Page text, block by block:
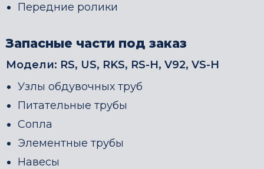
Передние ролики
Запасные части под заказ
Модели: RS, US, RKS, RS-H, V92, VS-H
Узлы обдувочных труб
Питательные трубы
Сопла
Элементные трубы
Навесы